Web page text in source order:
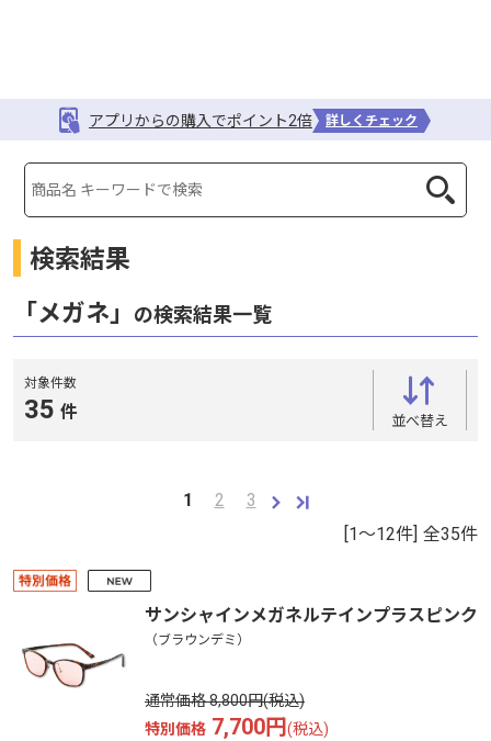
アプリからの購入でポイント2倍 詳しくチェック
検索結果
「メガネ」 の検索結果一覧
対象件数
35 件 並べ替え
1 2
3
[1～12件] 全35件
サンシャインメガネルテインプラスピンク
（ブラウンデミ）
特別価格 7,700円
通常価格8,800円